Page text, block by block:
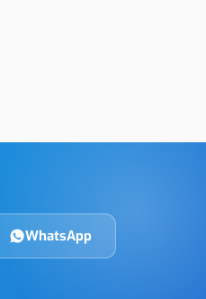
WhatsApp